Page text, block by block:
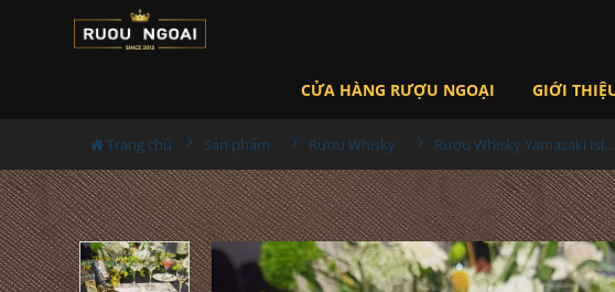
CỬA HÀNG RƯỢU NGOẠI GIỚI
Trang chủ Sản phẩm Rượu Whisky Rượu Whisky Yamazaki Islay Peated Edition